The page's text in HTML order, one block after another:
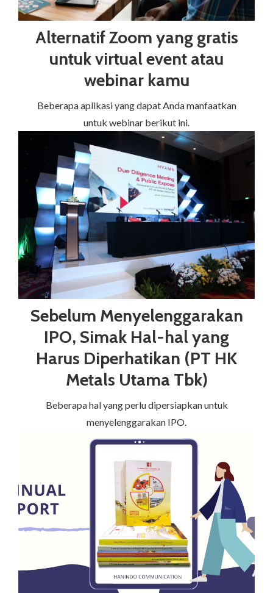
Alternatif Zoom yang gratis
untuk virtual event atau
webinar kamu
Beberapa aplikasi yang dapat Anda manfaatkan
untuk webinar berikut ini.
Sebelum Menyelenggarakan
IPO, Simak Hal-hal yang
Harus Diperhatikan (PT HK
Metals Utama Tbk)
Beberapa hal yang perlu dipersiapkan untuk
menyelenggarakan IPO.